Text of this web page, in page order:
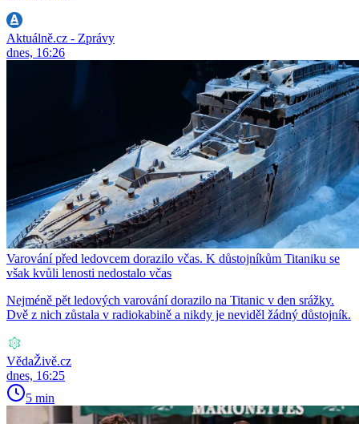
Aktuálně.cz - Zprávy
dnes, 16:26
Varování před ledovcem dorazilo včas. K důstojníkům Titaniku se
však kvůli lenosti nedostalo včas
Nejméně pět ledových varování dorazilo na Titanic v den srážky.
Dvě z nich zůstala v radiokabině a nikdy je neviděl žádný důstojník.
VědaŽivě.cz
dnes, 16:25
5 min